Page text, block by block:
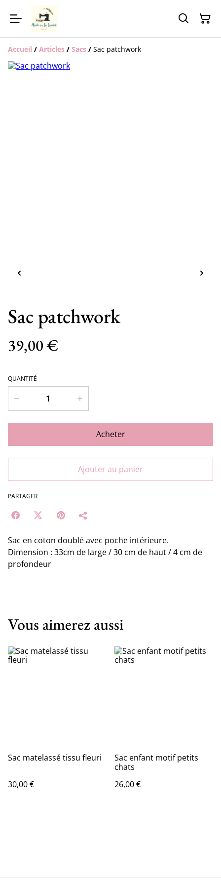
Accueil / Articles / Sacs / Sac patchwork
Sac patchwork
39,00 €
QUANTITÉ
Acheter
Ajouter au panier
PARTAGER
Sac en coton doublé avec poche intérieure.
Dimension : 33cm de large / 30 cm de haut / 4 cm de
profondeur
Vous aimerez aussi
Sac matelassé tissu fleuri
30,00 €
Sac enfant motif petits
chats
26,00 €